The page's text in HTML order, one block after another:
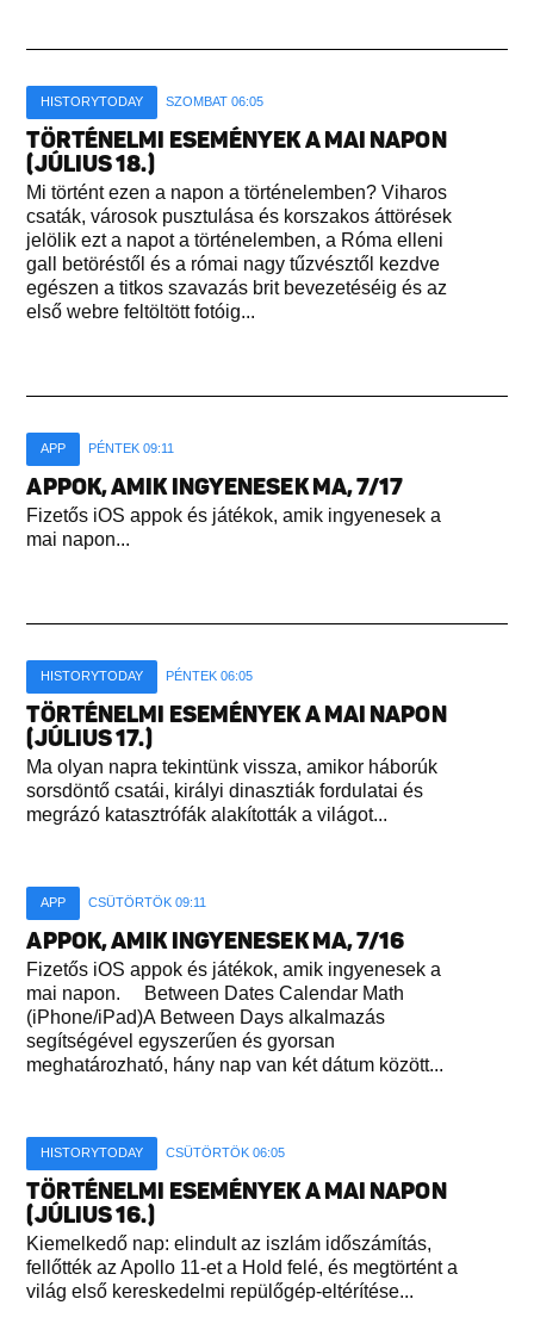
HISTORYTODAY SZOMBAT 06:05
TÖRTÉNELMI ESEMÉNYEK A MAI NAPON
(JÚLIUS 18.)
Mi történt ezen a napon a történelemben? Viharos
csaták, városok pusztulása és korszakos áttörések
jelölik ezt a napot a történelemben, a Róma elleni
gall betöréstől és a római nagy tűzvésztől kezdve
egészen a titkos szavazás brit bevezetéséig és az
első webre feltöltött fotóig...
APP PÉNTEK 09:11
APPOK, AMIK INGYENESEK MA, 7/17
Fizetős iOS appok és játékok, amik ingyenesek a
mai napon...
HISTORYTODAY PÉNTEK 06:05
TÖRTÉNELMI ESEMÉNYEK A MAI NAPON
(JÚLIUS 17.)
Ma olyan napra tekintünk vissza, amikor háborúk
sorsdöntő csatái, királyi dinasztiák fordulatai és
megrázó katasztrófák alakították a világot...
APP CSÜTÖRTÖK 09:11
APPOK, AMIK INGYENESEK MA, 7/16
Fizetős iOS appok és játékok, amik ingyenesek a
mai napon. Between Dates Calendar Math
(iPhone/iPad)A Between Days alkalmazás
segítségével egyszerűen és gyorsan
meghatározható, hány nap van két dátum között...
HISTORYTODAY CSÜTÖRTÖK 06:05
TÖRTÉNELMI ESEMÉNYEK A MAI NAPON
(JÚLIUS 16.)
Kiemelkedő nap: elindult az iszlám időszámítás,
fellőtték az Apollo 11-et a Hold felé, és megtörtént a
világ első kereskedelmi repülőgép-eltérítése...